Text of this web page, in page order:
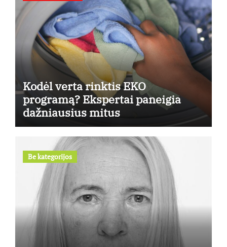
Kodėl verta rinktis EKO
programą? Ekspertai paneigia
dažniausius mitus
Be kategorijos